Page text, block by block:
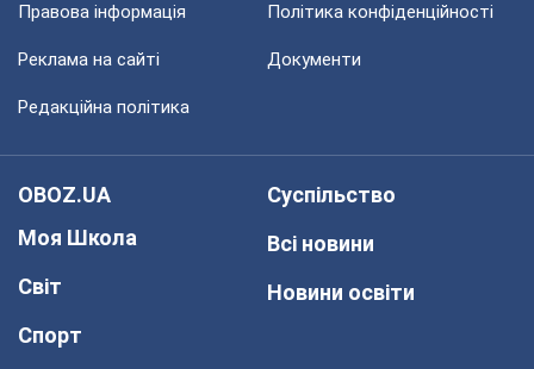
Правова інформація Політика конфіденційності
Реклама на сайті Документи
Редакційна політика
OBOZ.UA
Моя Школа
Світ
Спорт
Суспільство
Всі новини
Новини освіти